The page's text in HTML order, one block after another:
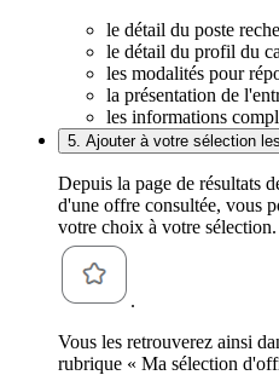
le détail du poste
le détail du profil du
les modalités pour
la présentation de
les informations
5. Ajouter à votre sélection
Depuis la page de résultats
d'une offre consultée, vous
votre choix à votre
.
Vous les retrouverez ainsi
rubrique « Ma sélection